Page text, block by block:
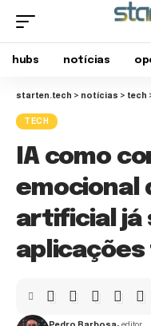
hubs notícias
starten.tech > notícias > tech
TECH
IA como
emocional
artificial já